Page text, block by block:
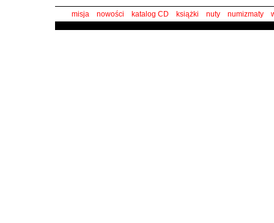
misja nowości katalog CD książki nuty numizmaty